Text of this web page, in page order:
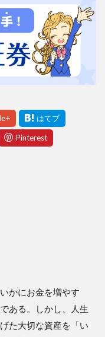
かにお金を増やす
ある。しかし、人生
た大切な資産を「い